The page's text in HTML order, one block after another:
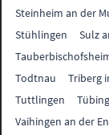
Steinheim an der
Stühlingen
Sulz
Todtnau
Triberg
Tuttlingen
Vaihingen an der